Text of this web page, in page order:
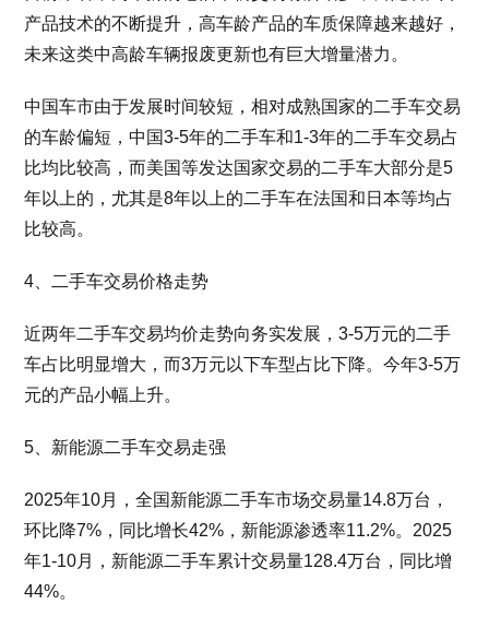
产品技术的不断提升，高车龄产品的车质保障越来越好，
未来这类中高龄车辆报废更新也有巨大增量潜力。
中国车市由于发展时间较短，相对成熟国家的二手车交易
的车龄偏短，中国3-5年的二手车和1-3年的二手车交易占
比均比较高，而美国等发达国家交易的二手车大部分是5
年以上的，尤其是8年以上的二手车在法国和日本等均占
比较高。
4、二手车交易价格走势
近两年二手车交易均价走势向务实发展，3-5万元的二手
车占比明显增大，而3万元以下车型占比下降。今年3-5万
元的产品小幅上升。
5、新能源二手车交易走强
2025年10月，全国新能源二手车市场交易量14.8万台，
环比降7%，同比增长42%，新能源渗透率11.2%。2025
年1-10月，新能源二手车累计交易量128.4万台，同比增
44%。